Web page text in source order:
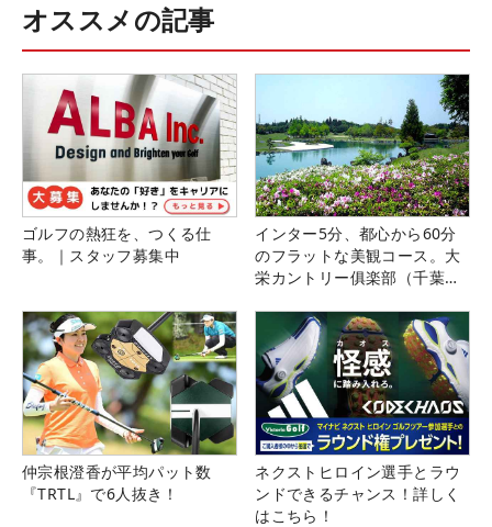
オススメの記事
ゴルフの熱狂を、つくる仕
事。｜スタッフ募集中
インター5分、都心から60分
のフラットな美観コース。大
栄カントリー俱楽部（千葉
仲宗根澄香が平均パット数
『TRTL』で6人抜き！
ネクストヒロイン選手とラウ
ンドできるチャンス！詳しく
はこちら！